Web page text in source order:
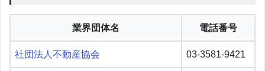
業界団体名 電話番号
社団法人不動産協会 03-3581-9421